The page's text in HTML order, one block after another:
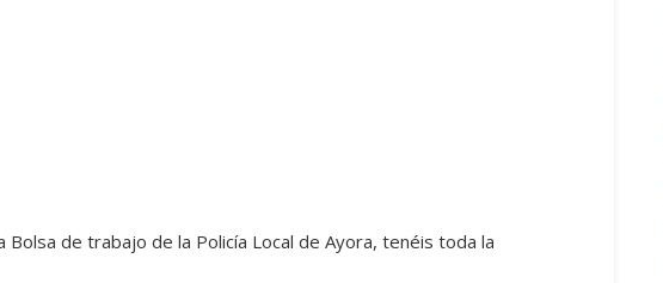
Bolsa de trabajo de la Policía Local de Ayora, tenéis toda la